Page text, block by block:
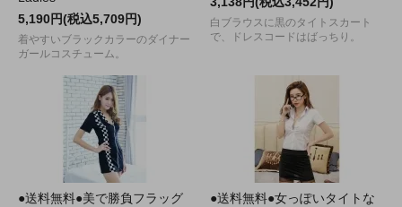
5,190円(税込5,709円)
着やすいブラックカラーのダイナー
ガールコスチューム。
白ブラウスに黒のタイトスカート
で、ドレスコードはばっちり。
●送料無料●美で勝負フラッグ
●送料無料●女っぽいタイトな